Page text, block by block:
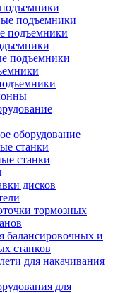
подъемники
подъемники
подъемники
оборудование
станки
станки
дисков
тормозных
балансировочных и
станков
для накачивания
для